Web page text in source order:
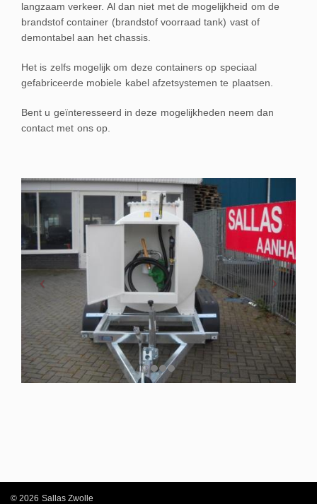
langzaam verkeer. Al dan niet met de mogelijkheid om de
brandstof container (brandstof voorraad tank) vast of
demontabel aan het chassis.
Het is zelfs mogelijk om deze containers op speciaal
gefabriceerde mobiele kabel afzetsystemen te plaatsen.
Bent u geïnteresseerd in deze mogelijkheden neem dan
contact met ons op.
© 2026 Sallas Zwolle